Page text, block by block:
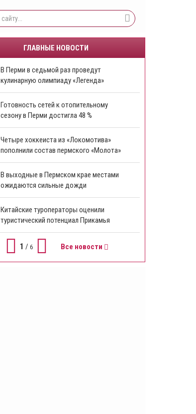
ГЛАВНЫЕ НОВОСТИ
В Перми в седьмой раз проведут
кулинарную олимпиаду «Легенда»
Готовность сетей к отопительному
сезону в Перми достигла 48 %
Четыре хоккеиста из «Локомотива»
пополнили состав пермского «Молота»
В выходные в Пермском крае местами
ожидаются сильные дожди
Китайские туроператоры оценили
туристический потенциал Прикамья
1 / 6 Все новости